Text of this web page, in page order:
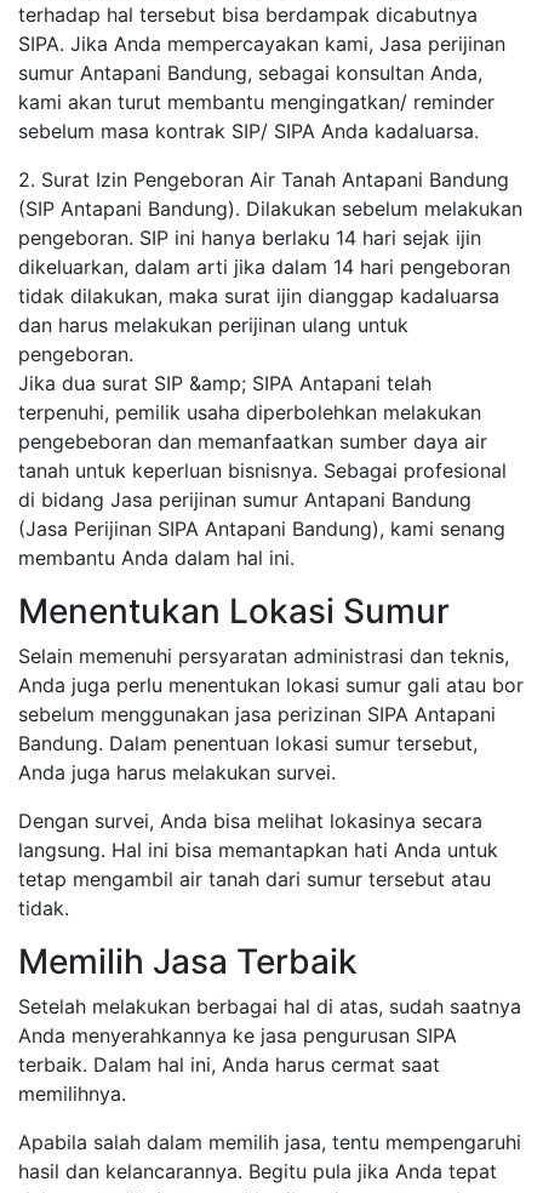
terhadap hal tersebut bisa berdampak dicabutnya
SIPA. Jika Anda mempercayakan kami, Jasa perijinan
sumur Antapani Bandung, sebagai konsultan Anda,
kami akan turut membantu mengingatkan/ reminder
sebelum masa kontrak SIP/ SIPA Anda kadaluarsa.
2. Surat Izin Pengeboran Air Tanah Antapani Bandung
(SIP Antapani Bandung). Dilakukan sebelum melakukan
pengeboran. SIP ini hanya berlaku 14 hari sejak ijin
dikeluarkan, dalam arti jika dalam 14 hari pengeboran
tidak dilakukan, maka surat ijin dianggap kadaluarsa
dan harus melakukan perijinan ulang untuk
pengeboran.
Jika dua surat SIP &amp; SIPA Antapani telah
terpenuhi, pemilik usaha diperbolehkan melakukan
pengebeboran dan memanfaatkan sumber daya air
tanah untuk keperluan bisnisnya. Sebagai profesional
di bidang Jasa perijinan sumur Antapani Bandung
(Jasa Perijinan SIPA Antapani Bandung), kami senang
membantu Anda dalam hal ini.
Menentukan Lokasi Sumur
Selain memenuhi persyaratan administrasi dan teknis,
Anda juga perlu menentukan lokasi sumur gali atau bor
sebelum menggunakan jasa perizinan SIPA Antapani
Bandung. Dalam penentuan lokasi sumur tersebut,
Anda juga harus melakukan survei.
Dengan survei, Anda bisa melihat lokasinya secara
langsung. Hal ini bisa memantapkan hati Anda untuk
tetap mengambil air tanah dari sumur tersebut atau
tidak.
Memilih Jasa Terbaik
Setelah melakukan berbagai hal di atas, sudah saatnya
Anda menyerahkannya ke jasa pengurusan SIPA
terbaik. Dalam hal ini, Anda harus cermat saat
memilihnya.
Apabila salah dalam memilih jasa, tentu mempengaruhi
hasil dan kelancarannya. Begitu pula jika Anda tepat